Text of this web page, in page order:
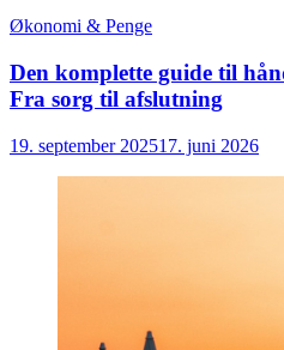
Økonomi & Penge
Den komplette guide til
Fra sorg til afslutning
19. september 202517. juni 2026